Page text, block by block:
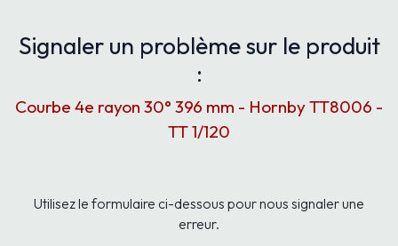
Signaler un problème sur le produit
:
Courbe 4e rayon 30° 396 mm - Hornby TT8006 -
TT 1/120
Utilisez le formulaire ci-dessous pour nous signaler une
erreur.